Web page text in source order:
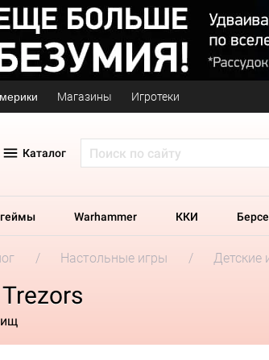
Магазины Игротеки
Каталог
Warhammer ККИ
Настольные игры Детские